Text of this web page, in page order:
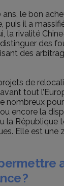
le bon
il a
la rivalité
des
des
de
tout
nombreux
encore la
la
Elle est
?